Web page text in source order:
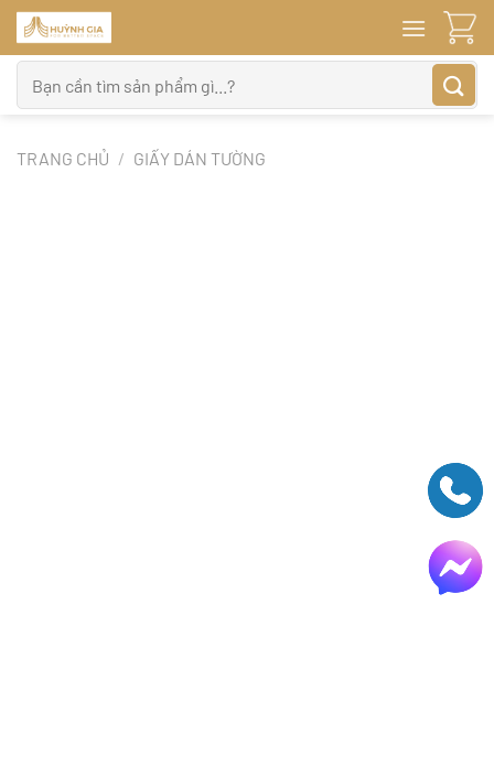
Bỏ
qua
nội
dung
kiếm:
TRANG CHỦ / GIẤY DÁN TƯỜNG